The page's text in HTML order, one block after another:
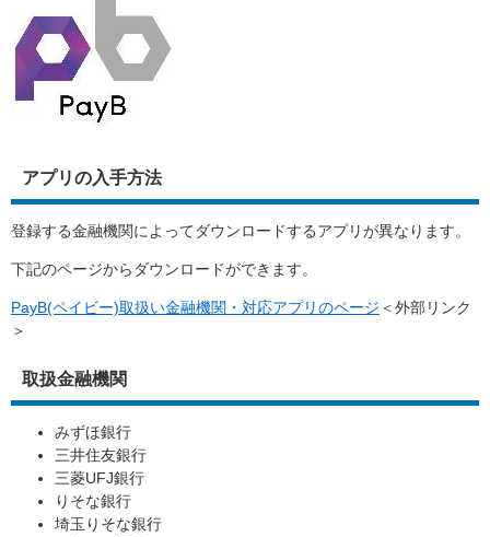
アプリの入手方法
登録する金融機関によってダウンロードするアプリが異なります。
下記のページからダウンロードができます。
PayB(ペイビー)取扱い金融機関・対応アプリのページ ＜外部リンク
＞
取扱金融機関
みずほ銀行
三井住友銀行
三菱UFJ銀行
りそな銀行
埼玉りそな銀行